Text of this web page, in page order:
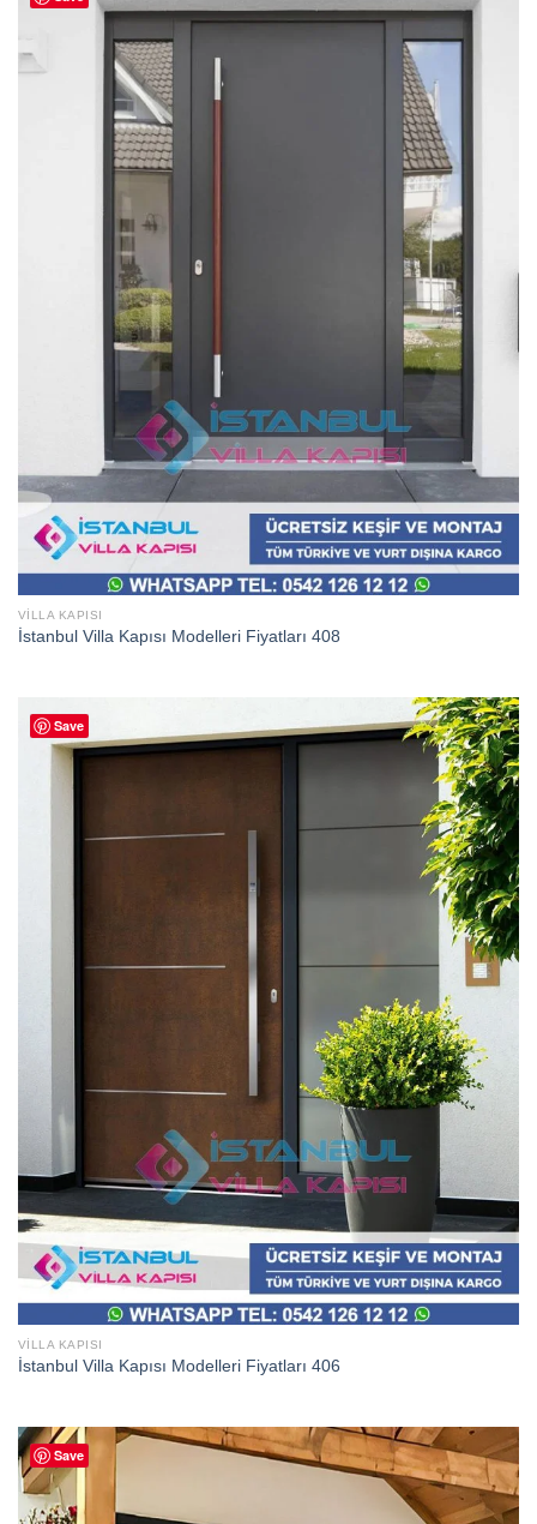
VILLA KAPISI
İstanbul Villa Kapısı Modelleri Fiyatları 408
Save
VILLA KAPISI
İstanbul Villa Kapısı Modelleri Fiyatları 406
Save